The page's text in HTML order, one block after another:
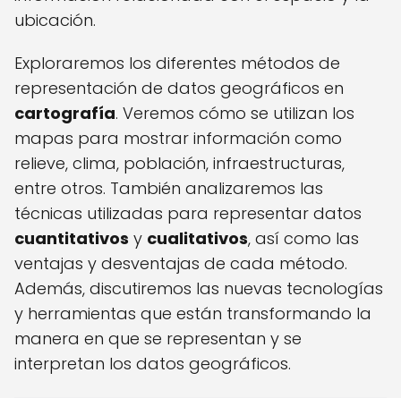
ubicación.
Exploraremos los diferentes métodos de
representación de datos geográficos en
cartografía. Veremos cómo se utilizan los
mapas para mostrar información como
relieve, clima, población, infraestructuras,
entre otros. También analizaremos las
técnicas utilizadas para representar datos
cuantitativos y cualitativos, así como las
ventajas y desventajas de cada método.
Además, discutiremos las nuevas tecnologías
y herramientas que están transformando la
manera en que se representan y se
interpretan los datos geográficos.